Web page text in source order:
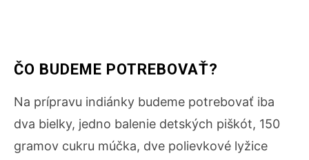
ČO BUDEME POTREBOVAŤ?
Na prípravu indiánky budeme potrebovať iba
dva bielky, jedno balenie detských piškót, 150
gramov cukru múčka, dve polievkové lyžice